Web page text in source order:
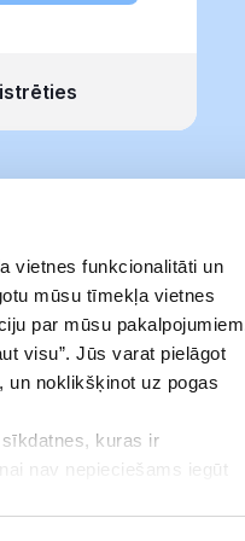
vietnes funkcionalitāti un
mūsu tīmekļa vietnes
par mūsu
visu”. Jūs varat pielāgot
noklikšķinot uz pogas
kuras ir
nav nepieciešams iegūt
iela 23